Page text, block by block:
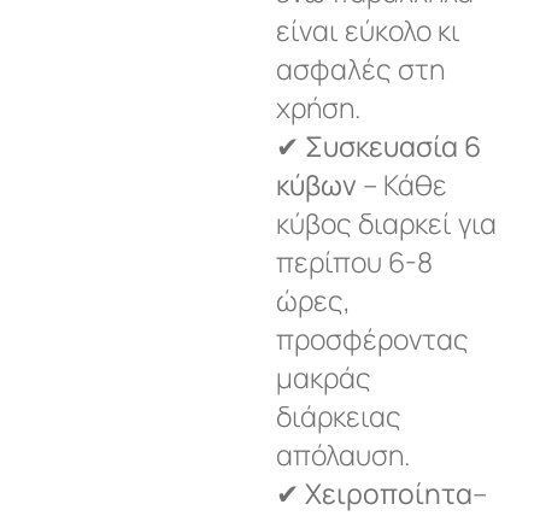
είναι εύκολο κι
ασφαλές στη
χρήση.
✔ Συσκευασία 6
κύβων – Κάθε
κύβος διαρκεί για
περίπου 6-8
ώρες,
προσφέροντας
μακράς
διάρκειας
απόλαυση.
✔Χειροποίητα–